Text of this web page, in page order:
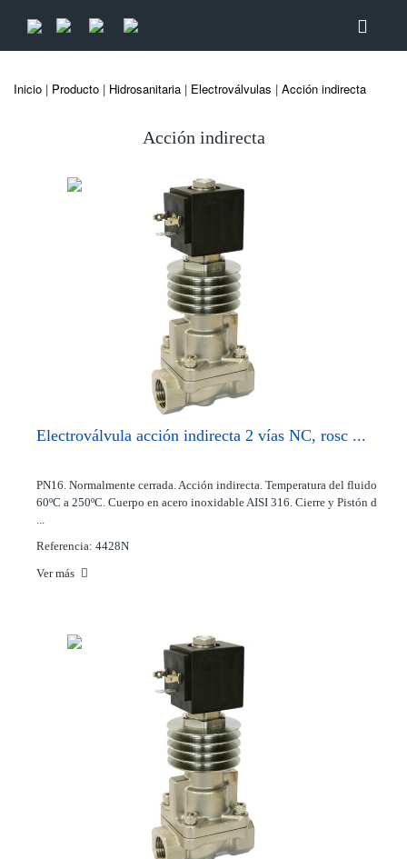
Inicio | Producto | Hidrosanitaria | Electroválvulas | Acción indirecta
Acción indirecta
Electroválvula acción indirecta 2 vías NC, rosc ...
PN16. Normalmente cerrada. Acción indirecta. Temperatura del fluido
60ºC a 250ºC. Cuerpo en acero inoxidable AISI 316. Cierre y Pistón d
...
Referencia: 4428N
Ver más